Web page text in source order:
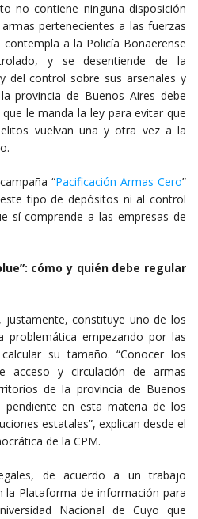
no contiene ninguna disposición
pertenecientes a las fuerzas
a la Policía Bonaerense
y se desentiende de la
del control sobre sus arsenales y
provincia de Buenos Aires debe
le manda la ley para evitar que
vuelvan una y otra vez a la
“Pacificación Armas Cero”
tipo de depósitos ni al control
sí comprende a las empresas de
cómo y quién debe regular
justamente, constituye uno de los
problemática empezando por las
su tamaño. “Conocer los
acceso y circulación de armas
de la provincia de Buenos
pendiente en esta materia de los
estatales”, explican desde el
de la CPM.
de acuerdo a un trabajo
la Plataforma de información para
Nacional de Cuyo que